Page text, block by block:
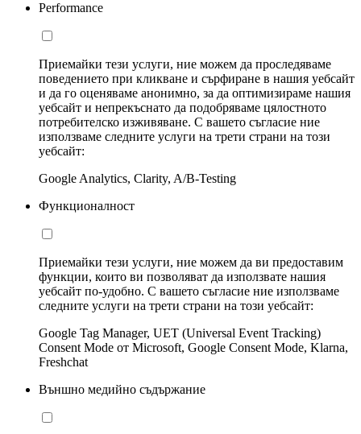
Performance
Приемайки тези услуги, ние можем да проследяваме
поведението при кликване и сърфиране в нашия уебсайт
и да го оценяваме анонимно, за да оптимизираме нашия
уебсайт и непрекъснато да подобряваме цялостното
потребителско изживяване. С вашето съгласие ние
използваме следните услуги на трети страни на този
уебсайт:
Google Analytics, Clarity, A/B-Testing
Функционалност
Приемайки тези услуги, ние можем да ви предоставим
функции, които ви позволяват да използвате нашия
уебсайт по-удобно. С вашето съгласие ние използваме
следните услуги на трети страни на този уебсайт:
Google Tag Manager, UET (Universal Event Tracking)
Consent Mode от Microsoft, Google Consent Mode, Klarna,
Freshchat
Външно медийно съдържание